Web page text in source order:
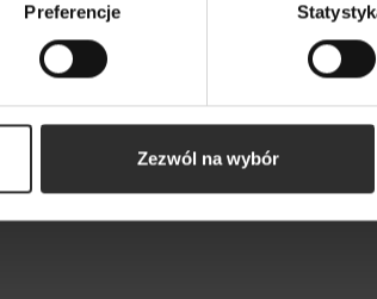
Preferencje
Zezwól na wybór